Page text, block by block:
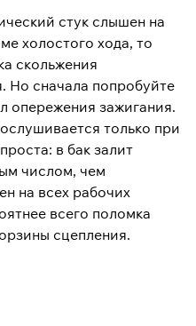
стук слышен на
холостого хода, то
скольжения
Но сначала попробуйте
опережения зажигания.
только при
в бак залит
числом, чем
на всех рабочих
всего поломка
сцепления.